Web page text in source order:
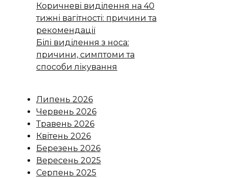
Коричневі виділення на 40
тижні вагітності: причини та
рекомендації
Білі виділення з носа:
причини, симптоми та
способи лікування
Липень 2026
Червень 2026
Травень 2026
Квітень 2026
Березень 2026
Вересень 2025
Серпень 2025